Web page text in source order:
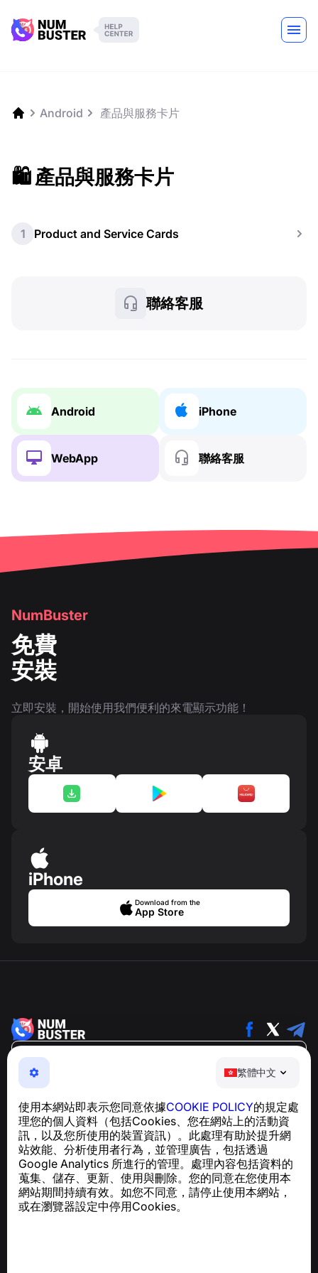
繁體中文
使用本網站即表示您同意依據COOKIE POLICY的規定處
理您的個人資料（包括Cookies、您在網站上的活動資
訊，以及您所使用的裝置資訊）。此處理有助於提升網
站效能、分析使用者行為，並管理廣告，包括透過
Google Analytics 所進行的管理。處理內容包括資料的
蒐集、儲存、更新、使用與刪除。您的同意在您使用本
網站期間持續有效。如您不同意，請停止使用本網站，
或在瀏覽器設定中停用Cookies。
Android ️ 產品與服務卡片
🛍️ 產品與服務卡片
1 Product and Service Cards
聯絡客服
Android iPhone
WebApp 聯絡客服
NumBuster
免費
安裝
立即安裝，開始使用我們便利的來電顯示功能！
安卓
iPhone
Download from the
App Store
NumBuster © 2013—2026 ·
support@numbuster.com
及騷擾內容
關於 GDPR 合規的諮詢：support@numbuster.com
說明中心
新聞與文章
關於專案
聯絡方式